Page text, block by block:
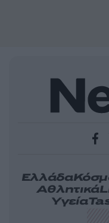
Ελλάδα
Αθλητικά
Υγεία